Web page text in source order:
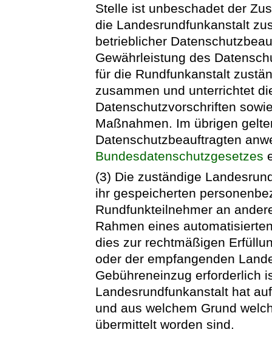
Stelle ist unbeschadet der
die Landesrundfunkanstalt
betrieblicher
Gewährleistung des
für die Rundfunkanstalt
zusammen und unterrichtet
Datenschutzvorschriften
Maßnahmen. Im übrigen
Datenschutzbeauftragten
Bundesdatenschutzgesetzes
(3) Die zuständige
ihr gespeicherten
Rundfunkteilnehmer an
Rahmen eines
dies zur rechtmäßigen
oder der empfangenden
Gebühreneinzug erforderlich
Landesrundfunkanstalt hat
und aus welchem Grund
übermittelt worden sind.